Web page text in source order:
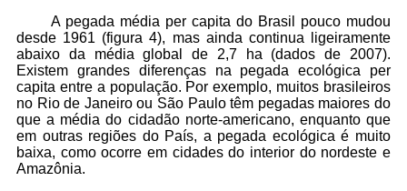
A pegada média per capita do Brasil pouco mudou
desde 1961 (figura 4), mas ainda continua ligeiramente
abaixo da média global de 2,7 ha (dados de 2007).
Existem grandes diferenças na pegada ecológica per
capita entre a população. Por exemplo, muitos brasileiros
no Rio de Janeiro ou São Paulo têm pegadas maiores do
que a média do cidadão norte-americano, enquanto que
em outras regiões do País, a pegada ecológica é muito
baixa, como ocorre em cidades do interior do nordeste e
Amazônia.